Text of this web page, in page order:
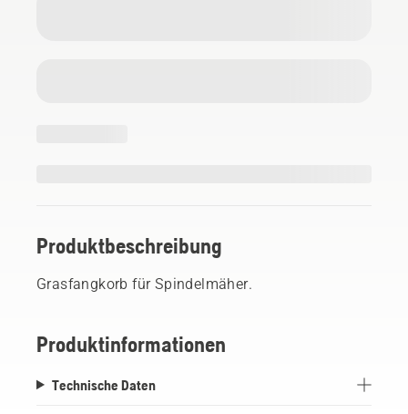
Produktbeschreibung
Grasfangkorb für Spindelmäher.
Produktinformationen
Technische Daten